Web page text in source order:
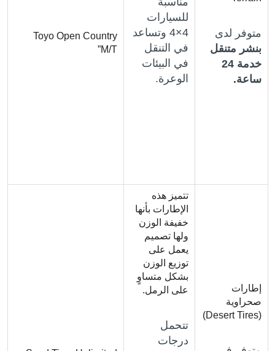
متوفر لدى
بنشر متنقل
خدمة 24
ساعة.
للسيارات
4×4 وتساعد
في التنقل
في البيئات
الوعرة.
Toyo Open Country
M/T”
إطارات
صحراوية
(Desert Tires)
تتميز هذه
الإطارات بأنها
خفيفة الوزن
ولها تصميم
يعمل على
توزيع الوزن
بشكل متساوٍ
على الرمل.
تتحمل
درجات